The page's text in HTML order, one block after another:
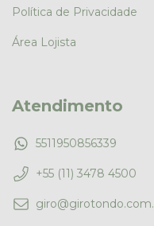
Política de Privacidade
Área Lojista
Atendimento
5511950856339
+55 (11) 3478 4500